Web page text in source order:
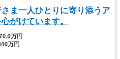
ま一人ひとりに寄り添うア
がけています。
万円
万円